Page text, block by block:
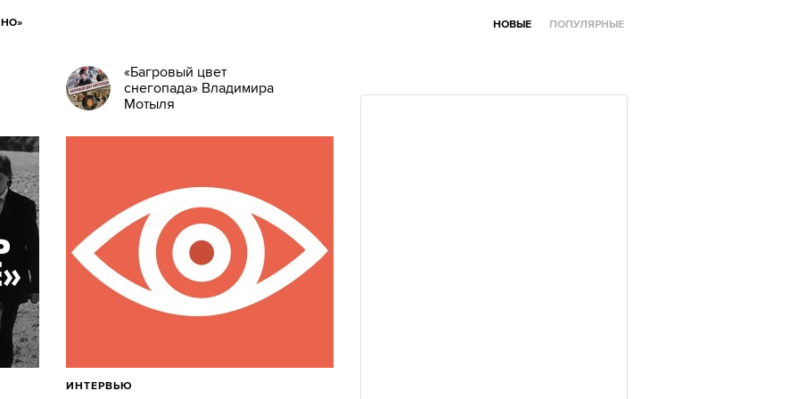
НОВЫЕ ПОПУЛЯРНЫЕ
«Багровый цвет
снегопада» Владимира
Мотыля
ИНТЕРВЬЮ